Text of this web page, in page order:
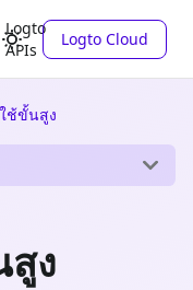
Logto
APIs
Logto Cloud
ช้ขั้นสูง
ง